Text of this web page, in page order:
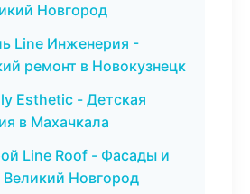
Новгород
Line Инженерия -
ремонт в Новокузнецк
Esthetic - Детская
в Махачкала
Line Roof - Фасады и
Великий Новгород